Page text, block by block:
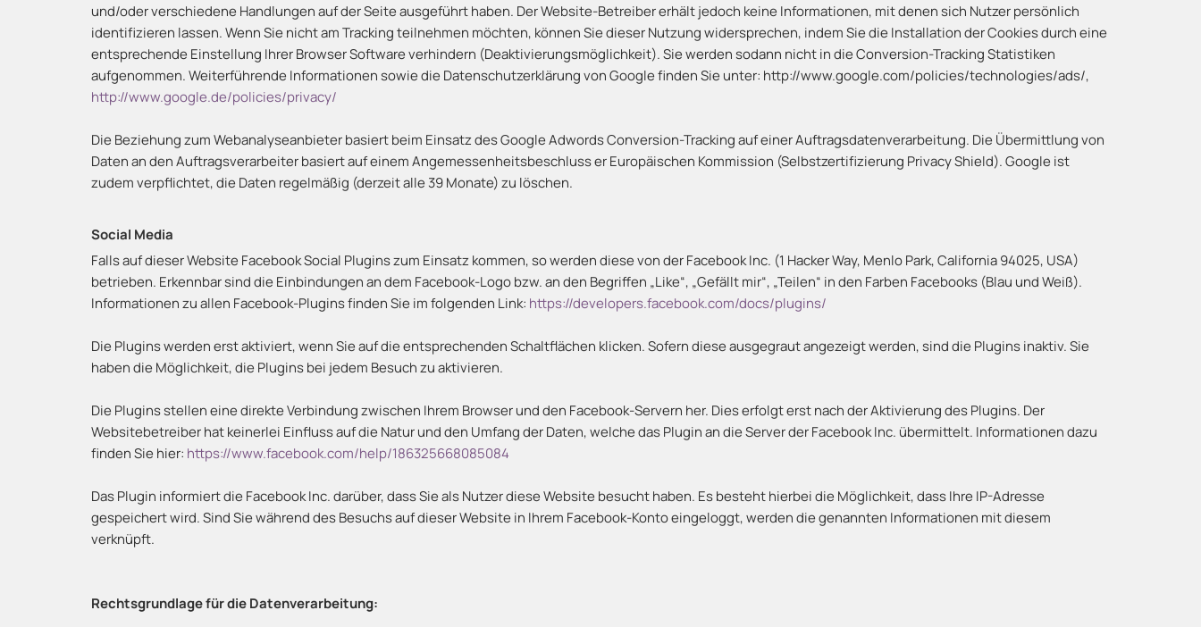
und/oder verschiedene Handlungen auf der Seite ausgeführt haben. Der Website-Betreiber erhält jedoch keine Informationen, mit denen sich Nutzer persönlich
identifizieren lassen. Wenn Sie nicht am Tracking teilnehmen möchten, können Sie dieser Nutzung widersprechen, indem Sie die Installation der Cookies durch eine
entsprechende Einstellung Ihrer Browser Software verhindern (Deaktivierungsmöglichkeit). Sie werden sodann nicht in die Conversion-Tracking Statistiken
aufgenommen. Weiterführende Informationen sowie die Datenschutzerklärung von Google finden Sie unter: http://www.google.com/policies/technologies/ads/,
http://www.google.de/policies/privacy/
Die Beziehung zum Webanalyseanbieter basiert beim Einsatz des Google Adwords Conversion-Tracking auf einer Auftragsdatenverarbeitung. Die Übermittlung von
Daten an den Auftragsverarbeiter basiert auf einem Angemessenheitsbeschluss er Europäischen Kommission (Selbstzertifizierung Privacy Shield). Google ist
zudem verpflichtet, die Daten regelmäßig (derzeit alle 39 Monate) zu löschen.
Social Media
Falls auf dieser Website Facebook Social Plugins zum Einsatz kommen, so werden diese von der Facebook Inc. (1 Hacker Way, Menlo Park, California 94025, USA)
betrieben. Erkennbar sind die Einbindungen an dem Facebook-Logo bzw. an den Begriffen „Like“, „Gefällt mir“, „Teilen“ in den Farben Facebooks (Blau und Weiß).
Informationen zu allen Facebook-Plugins finden Sie im folgenden Link: https://developers.facebook.com/docs/plugins/
Die Plugins werden erst aktiviert, wenn Sie auf die entsprechenden Schaltflächen klicken. Sofern diese ausgegraut angezeigt werden, sind die Plugins inaktiv. Sie
haben die Möglichkeit, die Plugins bei jedem Besuch zu aktivieren.
Die Plugins stellen eine direkte Verbindung zwischen Ihrem Browser und den Facebook-Servern her. Dies erfolgt erst nach der Aktivierung des Plugins. Der
Websitebetreiber hat keinerlei Einfluss auf die Natur und den Umfang der Daten, welche das Plugin an die Server der Facebook Inc. übermittelt. Informationen dazu
finden Sie hier: https://www.facebook.com/help/186325668085084
Das Plugin informiert die Facebook Inc. darüber, dass Sie als Nutzer diese Website besucht haben. Es besteht hierbei die Möglichkeit, dass Ihre IP-Adresse
gespeichert wird. Sind Sie während des Besuchs auf dieser Website in Ihrem Facebook-Konto eingeloggt, werden die genannten Informationen mit diesem
verknüpft.
Rechtsgrundlage für die Datenverarbeitung: